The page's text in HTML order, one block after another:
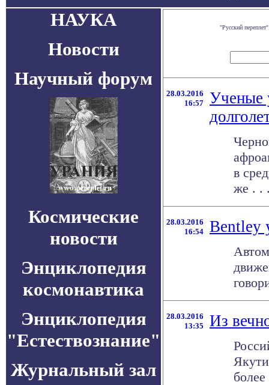
НАУКА
Новости
Научный форум
Космические
новости
Энциклопедия
космонавтика
Энциклопедия
"Естествознание"
Журнальный зал
"Русский
28.03.2016
16:57
Ученые
в
же . .
28.03.2016
16:54
Bentley
28.03.2016
13:35
Из